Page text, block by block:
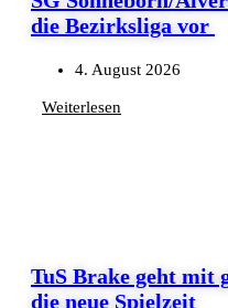
die Bezirksliga vor
4. August 2026
Weiterlesen
TuS Brake geht mit
die neue Spielzeit